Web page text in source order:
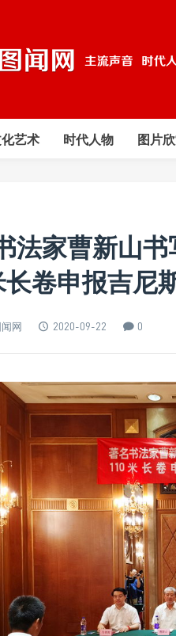
艺术 时代人物 图片
法家曹新山
长卷申报吉尼
网 2020-09-22 0